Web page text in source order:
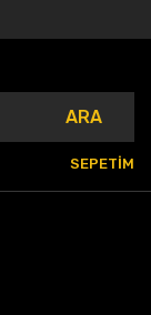
ARA
SEPETİM